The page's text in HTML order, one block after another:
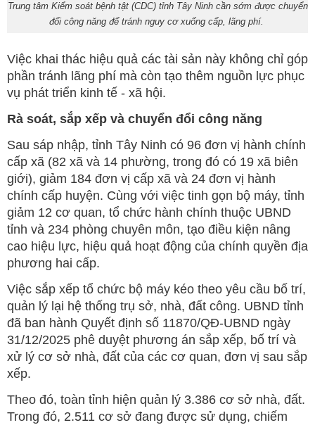
Trung tâm Kiểm soát bệnh tật (CDC) tỉnh Tây Ninh cần sớm được chuyển
đổi công năng để tránh nguy cơ xuống cấp, lãng phí.
Việc khai thác hiệu quả các tài sản này không chỉ góp
phần tránh lãng phí mà còn tạo thêm nguồn lực phục
vụ phát triển kinh tế - xã hội.
Rà soát, sắp xếp và chuyển đổi công năng
Sau sáp nhập, tỉnh Tây Ninh có 96 đơn vị hành chính
cấp xã (82 xã và 14 phường, trong đó có 19 xã biên
giới), giảm 184 đơn vị cấp xã và 24 đơn vị hành
chính cấp huyện. Cùng với việc tinh gọn bộ máy, tỉnh
giảm 12 cơ quan, tổ chức hành chính thuộc UBND
tỉnh và 234 phòng chuyên môn, tạo điều kiện nâng
cao hiệu lực, hiệu quả hoạt động của chính quyền địa
phương hai cấp.
Việc sắp xếp tổ chức bộ máy kéo theo yêu cầu bố trí,
quản lý lại hệ thống trụ sở, nhà, đất công. UBND tỉnh
đã ban hành Quyết định số 11870/QĐ-UBND ngày
31/12/2025 phê duyệt phương án sắp xếp, bố trí và
xử lý cơ sở nhà, đất của các cơ quan, đơn vị sau sắp
xếp.
Theo đó, toàn tỉnh hiện quản lý 3.386 cơ sở nhà, đất.
Trong đó, 2.511 cơ sở đang được sử dụng, chiếm